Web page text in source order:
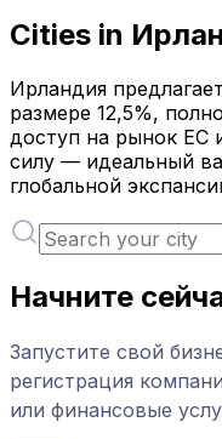
Cities in
Ирландия
размере 12,5%,
доступ на рынок ЕС
силу — идеальный
глобальной
Начните
Запустите свой
регистрация
или финансовые